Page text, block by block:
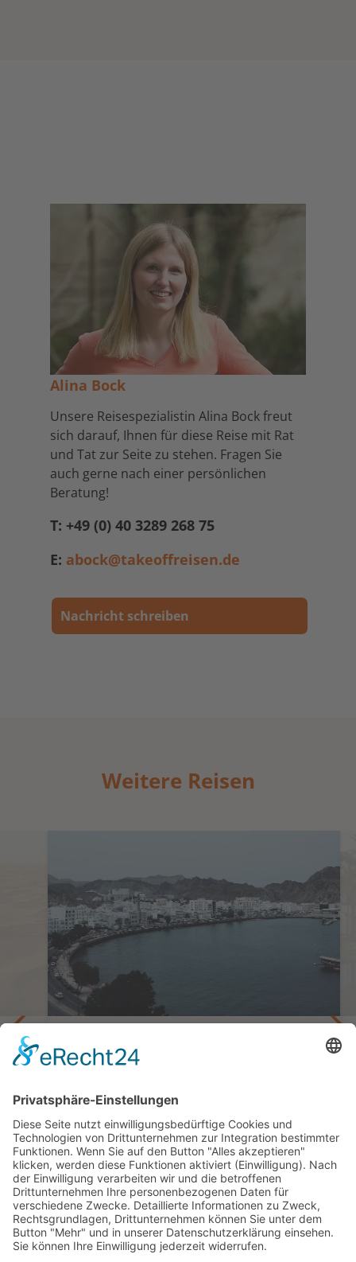
Alina Bock
Unsere Reisespezialistin Alina Bock freut
sich darauf, Ihnen für diese Reise mit Rat
und Tat zur Seite zu stehen. Fragen Sie
auch gerne nach einer persönlichen
Beratung!
T: +49 (0) 40 3289 268 75
E: abock@takeoffreisen.de
Nachricht schreiben
Weitere Reisen
Berglandschaften & die endlose Wüste
Wüsten & Weihrauch
8 Tage ab/bis Muscat
ab 3.395,— €